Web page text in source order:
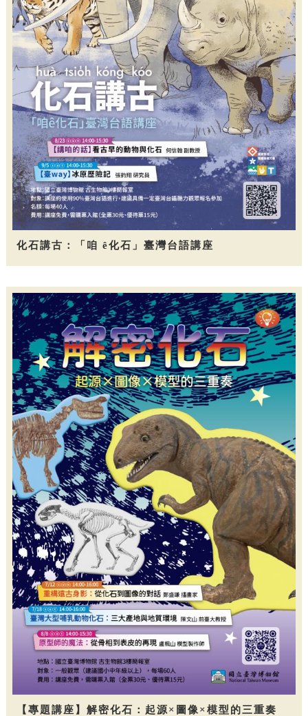
化石講古：「咱 ê化石」臺灣台語講座
【專題講座】解密化石：起源×圖像×模型的三重奏